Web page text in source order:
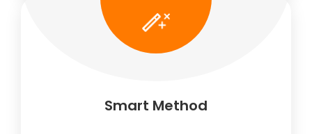
Smart Method